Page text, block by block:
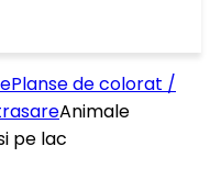
Planse de colorat /
Animale
pe lac